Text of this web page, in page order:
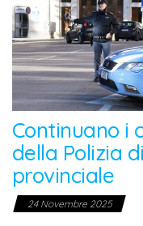
Continuano i
della Polizia
provinciale
24 Novembre 2025